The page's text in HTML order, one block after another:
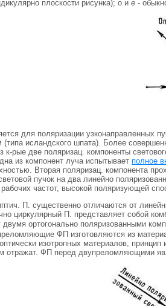
плоскости рисунка); о и е -
для поляризации узконаправленных
исландского шпата). Более
к-рые две поляризац. компоненты
из компонент луча испытывает полное
Вторая поляризац. компонента
пучок на два линейно
частот, высокой поляризующей
П. существенно отличаются от
циркулярный П. представляет собой
ортогонально поляризованными
ФП изготовляются из
изотропных материалов,
отражат. ФП перед двупреломляющими